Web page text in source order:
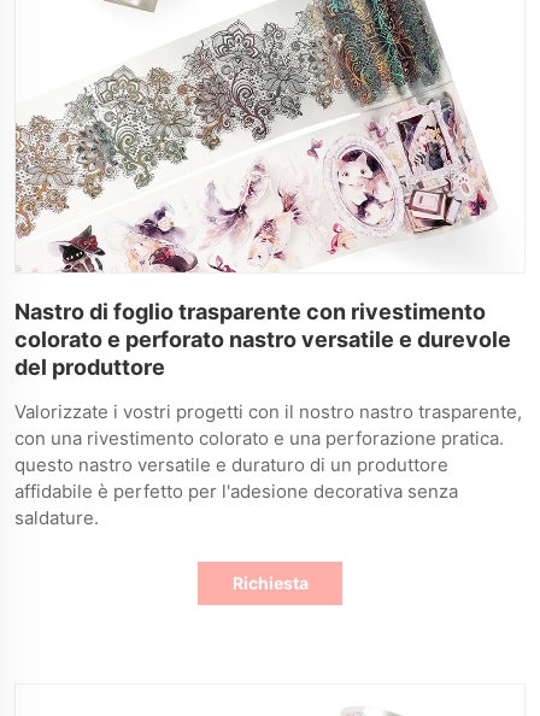
Nastro di foglio trasparente con rivestimento
colorato e perforato nastro versatile e durevole
del produttore
Valorizzate i vostri progetti con il nostro nastro trasparente,
con una rivestimento colorato e una perforazione pratica.
questo nastro versatile e duraturo di un produttore
affidabile è perfetto per l'adesione decorativa senza
saldature.
Richiesta